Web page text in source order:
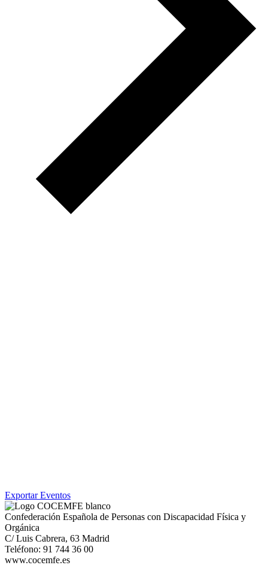
Exportar Eventos
Confederación Española de Personas con Discapacidad Física y
Orgánica
C/ Luis Cabrera, 63 Madrid
Teléfono: 91 744 36 00
www.cocemfe.es